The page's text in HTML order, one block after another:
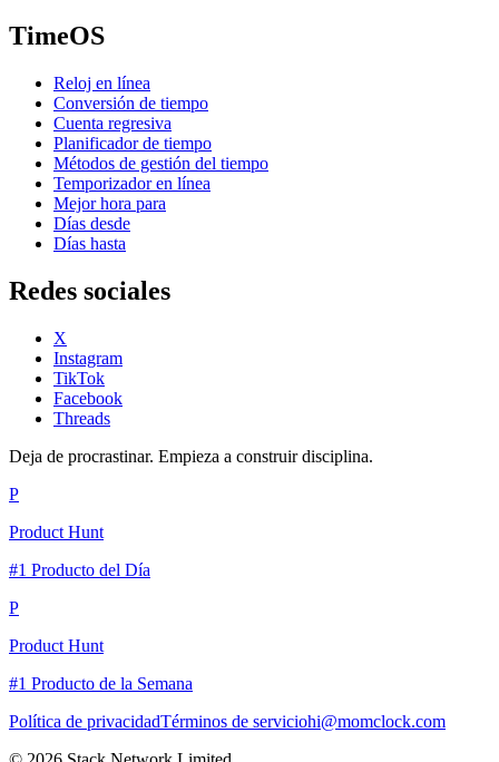
TimeOS
Reloj en línea
Conversión de tiempo
Cuenta regresiva
Planificador de tiempo
Métodos de gestión del tiempo
Temporizador en línea
Mejor hora para
Días desde
Días hasta
Redes sociales
X
Instagram
TikTok
Facebook
Threads
Deja de procrastinar. Empieza a construir disciplina.
P
Product Hunt
#1 Producto del Día
P
Product Hunt
#1 Producto de la Semana
Política de privacidadTérminos de serviciohi@momclock.com